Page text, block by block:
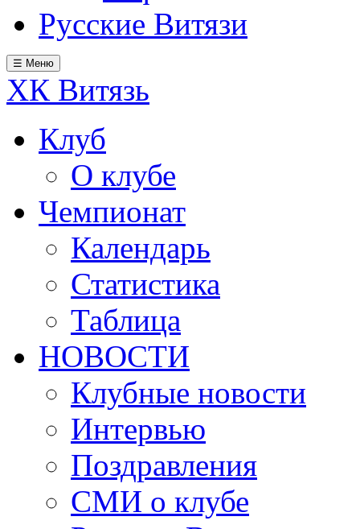
Русские Витязи
☰ Меню
ХК Витязь
Клуб
О клубе
Чемпионат
Календарь
Статистика
Таблица
НОВОСТИ
Клубные новости
Интервью
Поздравления
СМИ о клубе